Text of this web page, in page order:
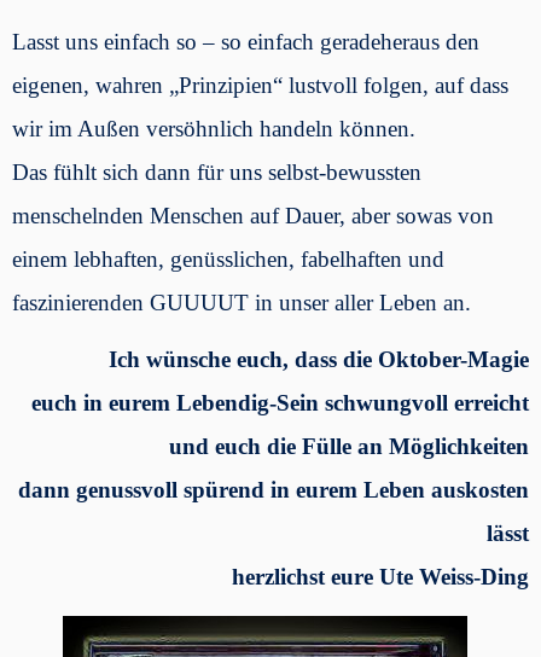
Lasst uns einfach so – so einfach geradeheraus den
eigenen, wahren „Prinzipien“ lustvoll folgen, auf dass
wir im Außen versöhnlich handeln können.
Das fühlt sich dann für uns selbst-bewussten
menschelnden Menschen auf Dauer, aber sowas von
einem lebhaften, genüsslichen, fabelhaften und
faszinierenden GUUUUT in unser aller Leben an.
Ich wünsche euch, dass die Oktober-Magie
euch in eurem Lebendig-Sein schwungvoll erreicht
und euch die Fülle an Möglichkeiten
dann genussvoll spürend in eurem Leben auskosten
lässt
herzlichst eure Ute Weiss-Ding